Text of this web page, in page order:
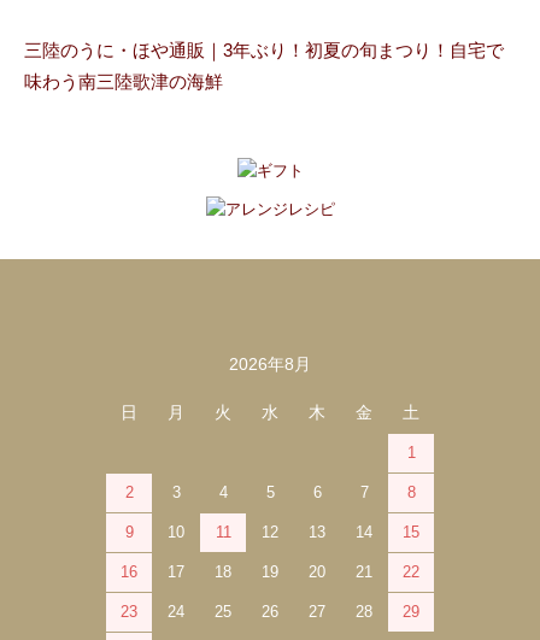
三陸のうに・ほや通販｜3年ぶり！初夏の旬まつり！自宅で
味わう南三陸歌津の海鮮
2026年8月
日 月 火 水 木 金 土
1
2 3 4 5 6 7 8
9 10 11 12 13 14 15
16 17 18 19 20 21 22
23 24 25 26 27 28 29